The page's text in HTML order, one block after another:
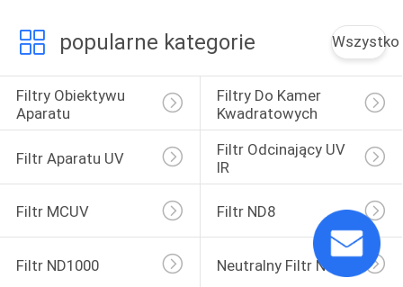
popularne kategorie Wszystko
Filtry Obiektywu
Aparatu
Filtry Do Kamer
Kwadratowych
Filtr Aparatu UV
Filtr Odcinający UV
IR
Filtr MCUV Filtr ND8
Filtr ND1000 Neutralny Filtr Nocny